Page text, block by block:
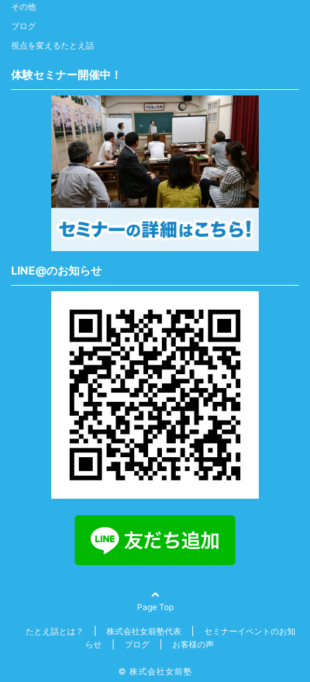
その他
ブログ
視点を変えるたとえ話
体験セミナー開催中！
LINE@のお知らせ
Page Top
たとえ話とは？ 株式会社女前塾代表
セミナーイベントのお知
らせ
ブログ お客様の声
© 株式会社女前塾